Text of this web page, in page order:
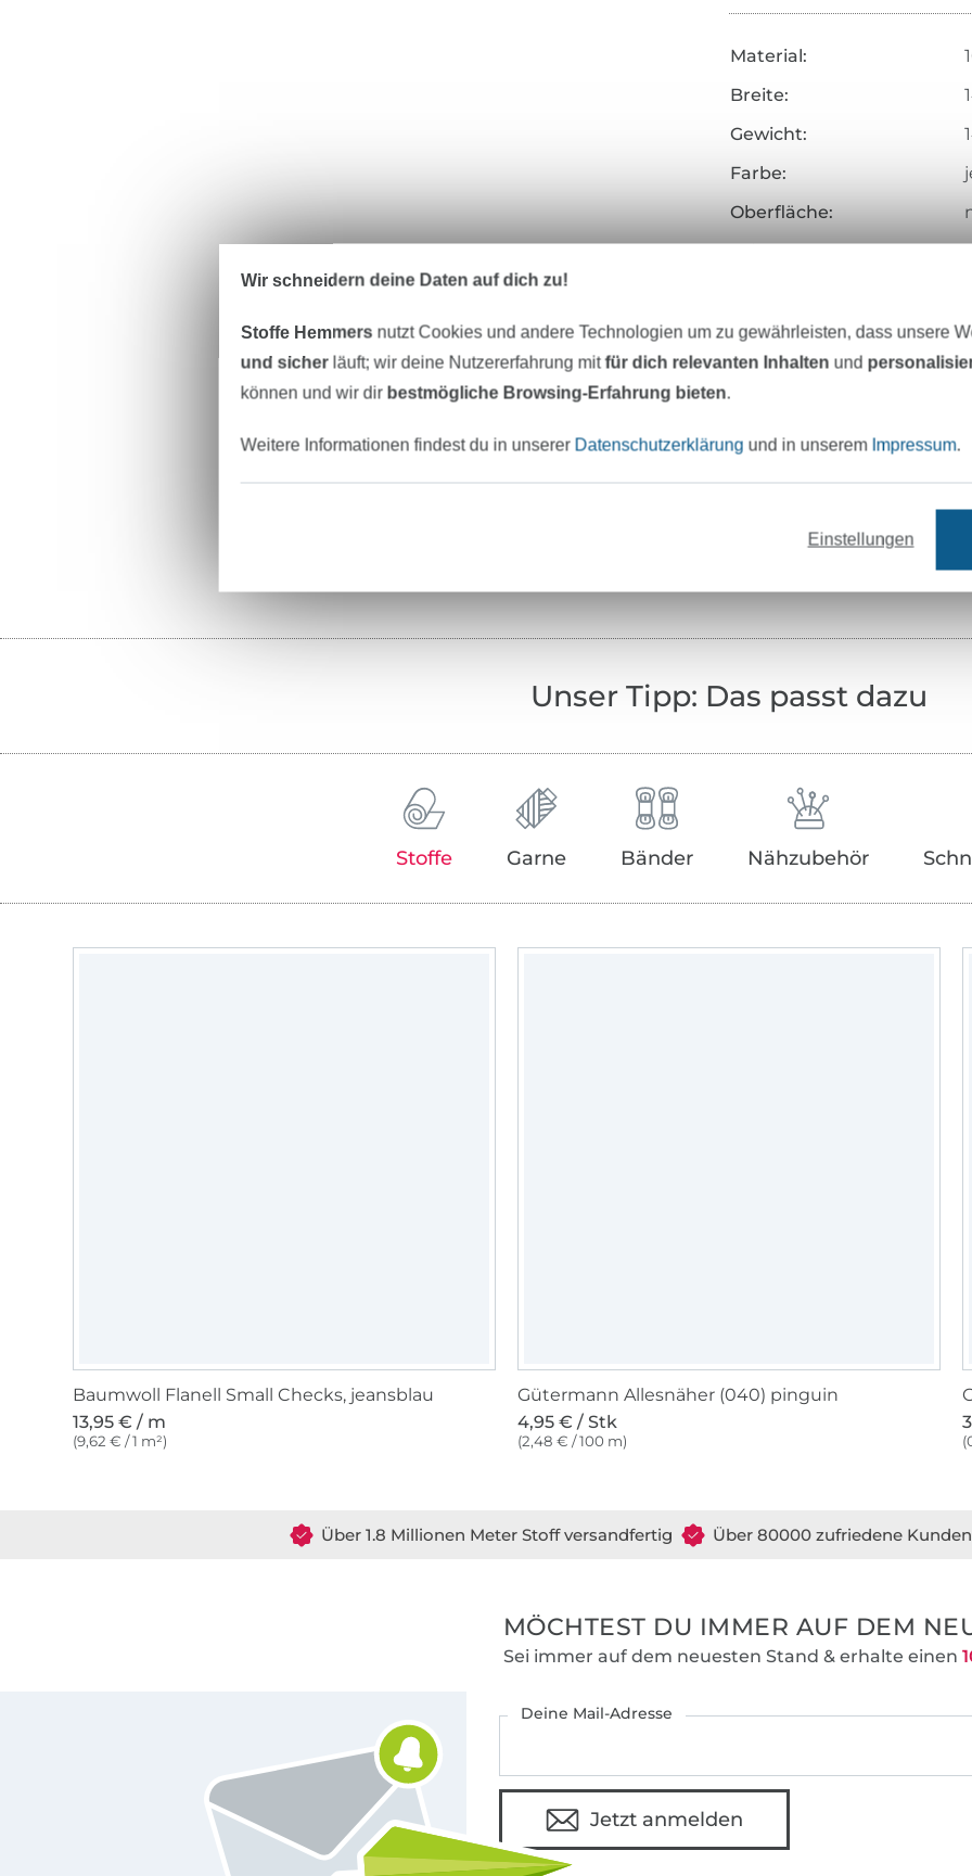
Material:
Breite:
Gewicht:
Farbe:
Oberfläche:
Veredelung:
Merkmale:
Testinstitut:
Zertifikatsnummer:
Unser Tipp: Das passt dazu
Stoffe Garne Bänder Nähzubehör
Baumwoll Flanell Small Checks, jeansblau
13,95 € / m
(9,62 € / 1 m²)
Gütermann Allesnäher (040) pinguin
4,95 € / Stk
(2,48 € / 100 m)
Über 1.8 Millionen Meter Stoff versandfertig Über 80000 zufriedene Kunden
MÖCHTEST DU IMMER AUF DEM
Sei immer auf dem neuesten Stand & erhalte einen
Deine Mail-Adresse
Jetzt anmelden
Wir schneidern deine Daten auf dich zu!
Stoffe Hemmers nutzt Cookies und andere Technologien um zu gewährleisten, dass unsere
und sicherläuft; wir deine Nutzererfahrung mitfür dich relevanten Inhalten und
können und wir dir bestmögliche Browsing-Erfahrung bieten.
Weitere Informationen findest du in unserer Datenschutzerklärung und in unserem Impressum.
Einstellungen